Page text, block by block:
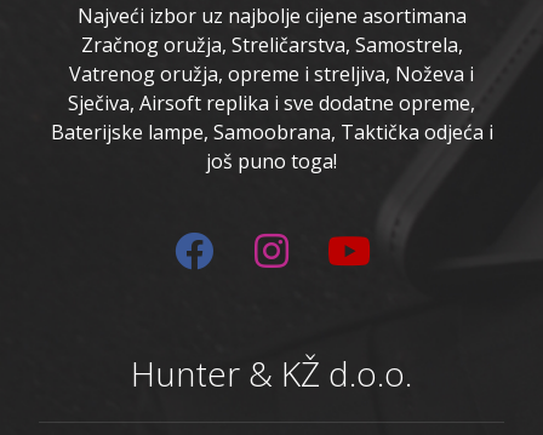
Najveći izbor uz najbolje cijene asortimana
Zračnog oružja, Streličarstva, Samostrela,
Vatrenog oružja, opreme i streljiva, Noževa i
Sječiva, Airsoft replika i sve dodatne opreme,
Baterijske lampe, Samoobrana, Taktička odjeća i
još puno toga!
Hunter & KŽ d.o.o.